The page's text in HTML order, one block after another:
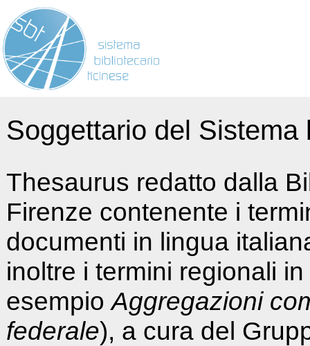
Soggettario del
Thesaurus redatto dalla
Firenze contenente i
documenti in lingua
inoltre i termini regionali
esempioAggregazioni
federale), a cura del